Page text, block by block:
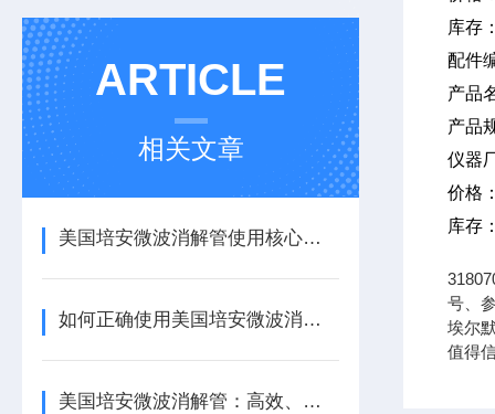
ARTICLE
相关文章
美国培安微波消解管使用核心注意事项
如何正确使用美国培安微波消解管进行样品消解？
美国培安微波消解管：高效、安全且环保的样品前处理解决方案
库存
配件
产品
产品
仪器
价格
库存
号、
埃尔
值得